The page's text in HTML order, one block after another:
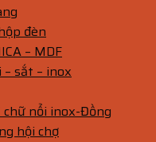
đèn
– MDF
sắt – inox
chữ nổi inox-Đồng
hội chợ